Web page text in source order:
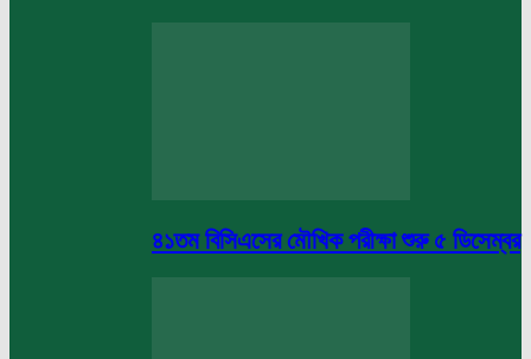
৪১তম বিসিএসের মৌখিক পরীক্ষা শুরু ৫ ডিসেম্বর